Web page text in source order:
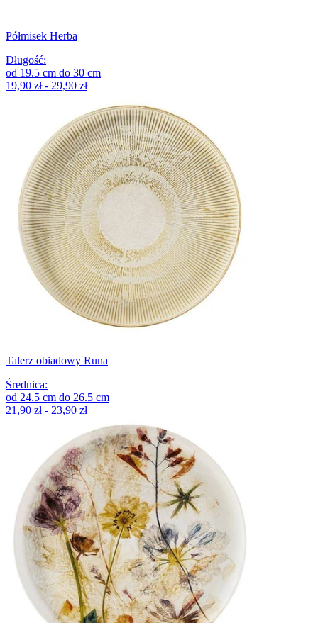
Półmisek Herba
Długość:
od 19.5 cm do 30 cm
19,90 zł - 29,90 zł
Talerz obiadowy Runa
Średnica:
od 24.5 cm do 26.5 cm
21,90 zł - 23,90 zł